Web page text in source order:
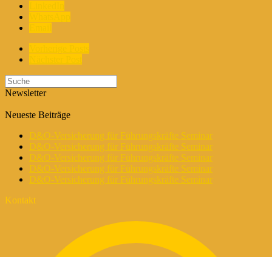
Newsletter
Neueste Beiträge
D&O-Versicherung für Führungskräfte Seminar
D&O-Versicherung für Führungskräfte Seminar
D&O-Versicherung für Führungskräfte Seminar
D&O-Versicherung für Führungskräfte Seminar
D&O-Versicherung für Führungskräfte Seminar
Kontakt